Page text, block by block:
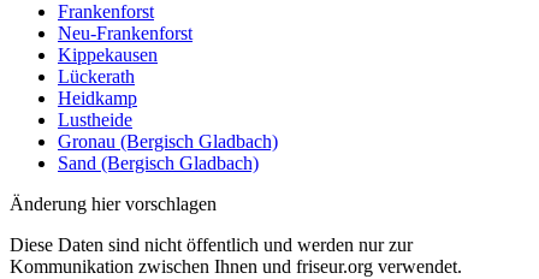
Frankenforst
Neu-Frankenforst
Kippekausen
Lückerath
Heidkamp
Lustheide
Gronau (Bergisch Gladbach)
Sand (Bergisch Gladbach)
Änderung hier vorschlagen
Diese Daten sind nicht öffentlich und werden nur zur
Kommunikation zwischen Ihnen und friseur.org verwendet.